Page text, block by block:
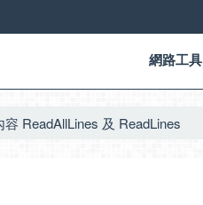
網路工具
ReadAllLines 及 ReadLines